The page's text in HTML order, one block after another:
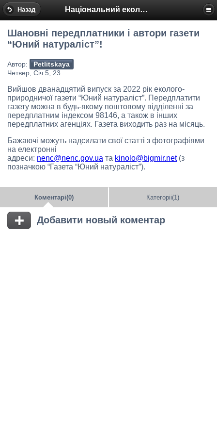
Назад Національний еколого-натуралістичний центр
Шановні передплатники і автори газети
“Юний натураліст”!
Автор:
Petlitskaya
Четвер, Січ 5, 23
Вийшов дванадцятий випуск за 2022 рік еколого-
природничої газети “Юний натураліст”. Передплатити
газету можна в будь-якому поштовому відділенні за
передплатним індексом 98146, а також в інших
передплатних агенціях. Газета виходить раз на місяць.
Бажаючі можуть надсилати свої статті з фотографіями
на електронні
адреси: nenc@nenc.gov.ua та kinolo@bigmir.net(з
позначкою “Газета “Юний натураліст”).
Коментарі(0) Категоріі(1)
Добавити новый коментар